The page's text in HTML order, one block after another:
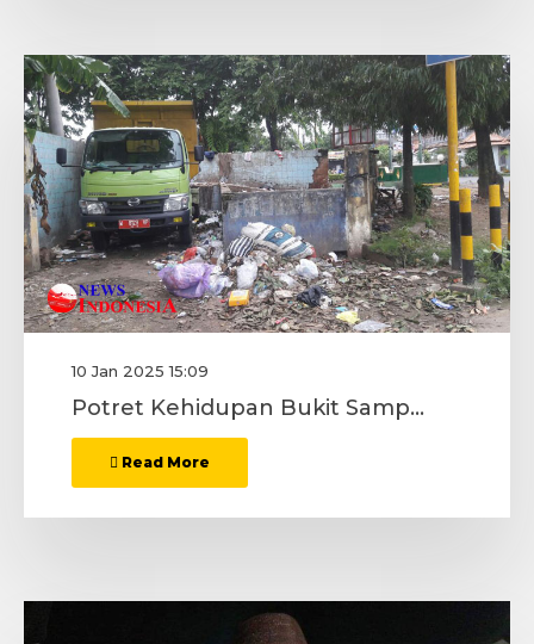
10 Jan 2025 15:09
Potret Kehidupan Bukit Sampah, DLH Terkesan Ada Pembiaran
Read More